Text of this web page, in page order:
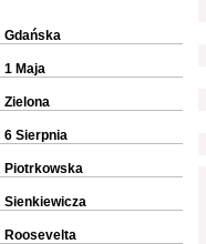
Gdańska
1 Maja
Zielona
6 Sierpnia
Piotrkowska
Sienkiewicza
Roosevelta